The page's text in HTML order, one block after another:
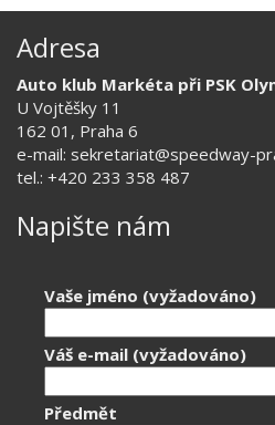
Adresa
Auto klub Markéta při PSK
U Vojtěšky 11
162 01, Praha 6
e-mail: sekretariat@speedway-
tel.: +420 233 358 487
Napište nám
Vaše jméno (vyžadováno)
Váš e-mail (vyžadováno)
Předmět